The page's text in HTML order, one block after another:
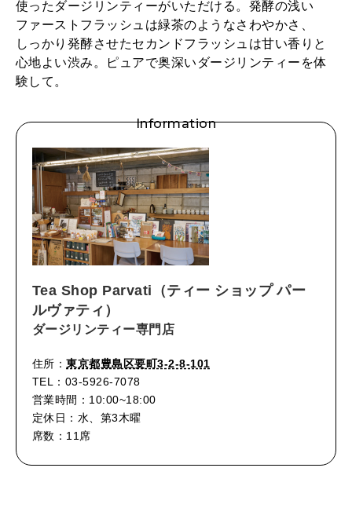
使ったダージリンティーがいただける。発酵の浅い
ファーストフラッシュは緑茶のようなさわやかさ、
しっかり発酵させたセカンドフラッシュは甘い香りと
心地よい渋み。ピュアで奥深いダージリンティーを体
験して。
Information
Tea Shop Parvati（ティー ショップ パー
ルヴァティ）
ダージリンティー専門店
住所：東京都豊島区要町3-2-8-101
TEL：03-5926-7078
営業時間：10:00~18:00
定休日：水、第3木曜
席数：11席